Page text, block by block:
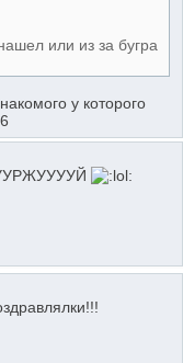
или из за бугра
у которого